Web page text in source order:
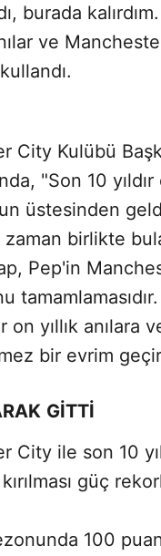
burada
ve
City Kulübü
"Son 10
üstesinden
zaman birlikte
Pep'in
on yıllık
bir evrim
GİTTİ
City ile son 10
güç
100